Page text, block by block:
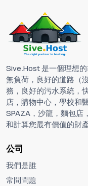
Sive.Host 是一個理想
無負荷，良好的道路（
務，良好的污水系統，
店，購物中心，學校和
SPAZA，沙龍，麵包店
和計算您最有價值的財
公司
我們是誰
常問問題